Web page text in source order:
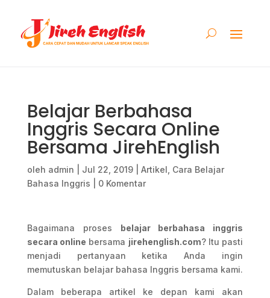
Belajar Berbahasa
Inggris Secara Online
Bersama JirehEnglish
oleh admin Jul 22, 2019| Artikel Cara Belajar
Bahasa Inggris
0 Komentar
Bagaimana proses belajar berbahasa inggris
secara online bersama jirehenglish.com? Itu pasti
menjadi pertanyaan ketika Anda ingin
memutuskan belajar bahasa Inggris bersama kami.
Dalam beberapa artikel ke depan kami akan